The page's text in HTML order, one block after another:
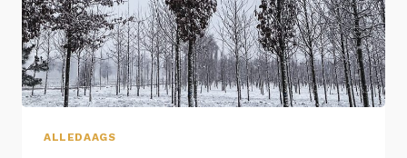
ALLEDAAGS